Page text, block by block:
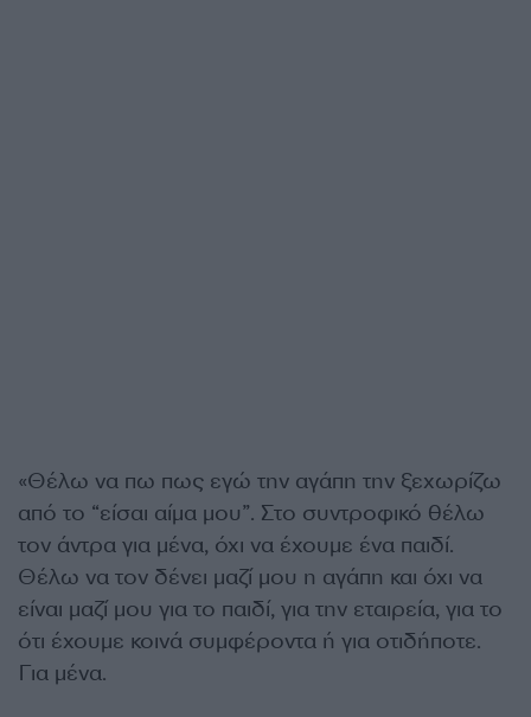
«Θέλω να πω πως εγώ την αγάπη την ξεχωρίζω
από το “είσαι αίμα μου”. Στο συντροφικό θέλω
τον άντρα για μένα, όχι να έχουμε ένα παιδί.
Θέλω να τον δένει μαζί μου η αγάπη και όχι να
είναι μαζί μου για το παιδί, για την εταιρεία, για το
ότι έχουμε κοινά συμφέροντα ή για οτιδήποτε.
Για μένα.